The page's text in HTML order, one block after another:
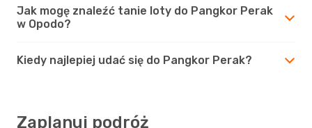
Jak mogę znaleźć tanie loty do Pangkor Perak
w Opodo?
Kiedy najlepiej udać się do Pangkor Perak?
Zaplanuj podróż